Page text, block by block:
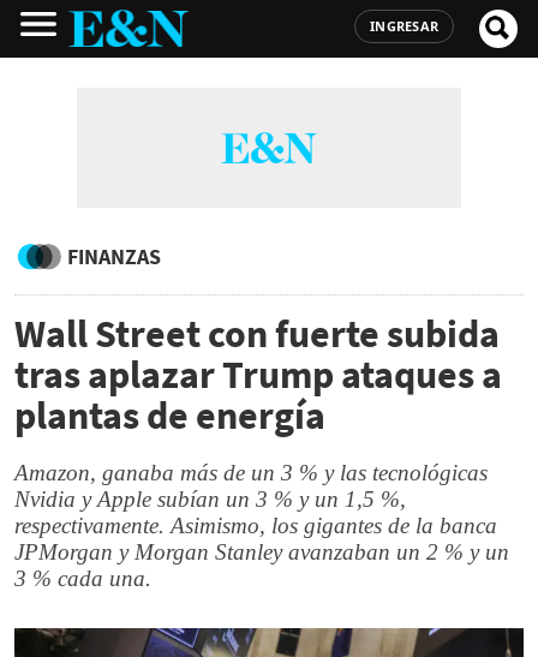
INGRESAR
FINANZAS
Wall Street con fuerte subida
tras aplazar Trump ataques a
plantas de energía
Amazon, ganaba más de un 3 % y las tecnológicas
Nvidia y Apple subían un 3 % y un 1,5 %,
respectivamente. Asimismo, los gigantes de la banca
JPMorgan y Morgan Stanley avanzaban un 2 % y un
3 % cada una.